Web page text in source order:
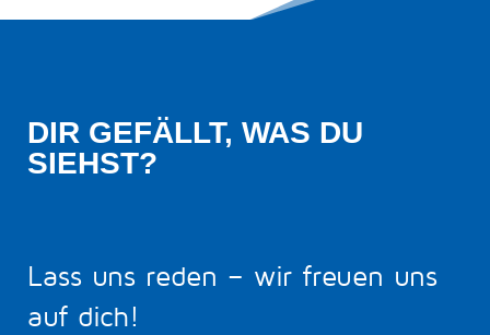
DIR GEFÄLLT, WAS DU
SIEHST?
Lass uns reden – wir freuen uns
auf dich!